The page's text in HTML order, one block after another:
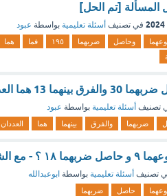
المسألة [تم الحل]
في تصنيف أسئلة تعليمية بواسطة عبود
وحاصل ضربهما ١٩٥ فما هما
العددان 2 و15 - مع الشرح
تصنيف أسئلة تعليمية بواسطة عبود
ضربهما والفرق بينهما هما العددان
؟ - مع الشرح
تصنيف أسئلة تعليمية بواسطة ابوعبدالله
حاصل ضربهما